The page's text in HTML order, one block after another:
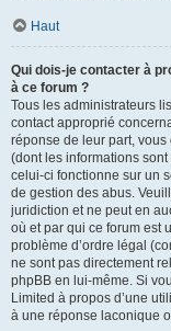
Haut
Qui dois-je contacter à
à ce forum ?
Tous les administrateurs
contact approprié
réponse de leur part,
(dont les informations
celui-ci fonctionne sur un
de gestion des abus.
juridiction et ne peut en
où et par qui ce forum est
problème d’ordre légal
ne sont pas directement
phpBB en lui-même. Si
Limited à propos d’une
à une réponse laconique